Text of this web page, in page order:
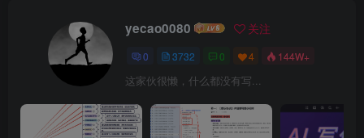
yecao0080 关注
0 3732 0 4 144W+
这家伙很懒，什么都没有写...